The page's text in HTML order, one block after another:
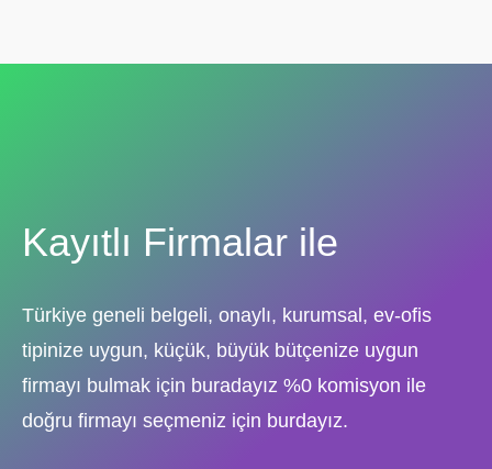
Kayıtlı Firmalar ile
Türkiye geneli belgeli, onaylı, kurumsal, ev-ofis
tipinize uygun, küçük, büyük bütçenize uygun
firmayı bulmak için buradayız %0 komisyon ile
doğru firmayı seçmeniz için burdayız.